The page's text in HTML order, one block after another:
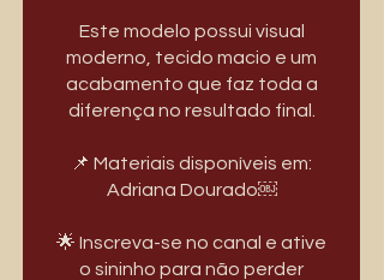
Este modelo possui visual
moderno, tecido macio e um
acabamento que faz toda a
diferença no resultado final.
📌 Materiais disponíveis em:
Adriana Dourado￼
🌟 Inscreva-se no canal e ative
o sininho para não perder